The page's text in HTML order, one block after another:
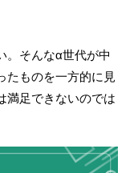
。そんなα世代が中
たものを一方的に見
満足できないのでは